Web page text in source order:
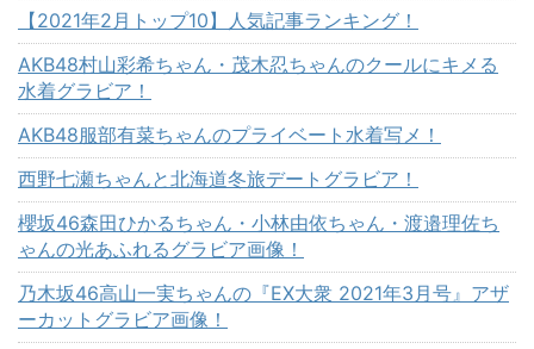
【2021年2月トップ10】人気記事ランキング！
AKB48村山彩希ちゃん・茂木忍ちゃんのクールにキメる
水着グラビア！
AKB48服部有菜ちゃんのプライベート水着写メ！
西野七瀬ちゃんと北海道冬旅デートグラビア！
櫻坂46森田ひかるちゃん・小林由依ちゃん・渡邉理佐ち
ゃんの光あふれるグラビア画像！
乃木坂46高山一実ちゃんの『EX大衆 2021年3月号』アザ
ーカットグラビア画像！